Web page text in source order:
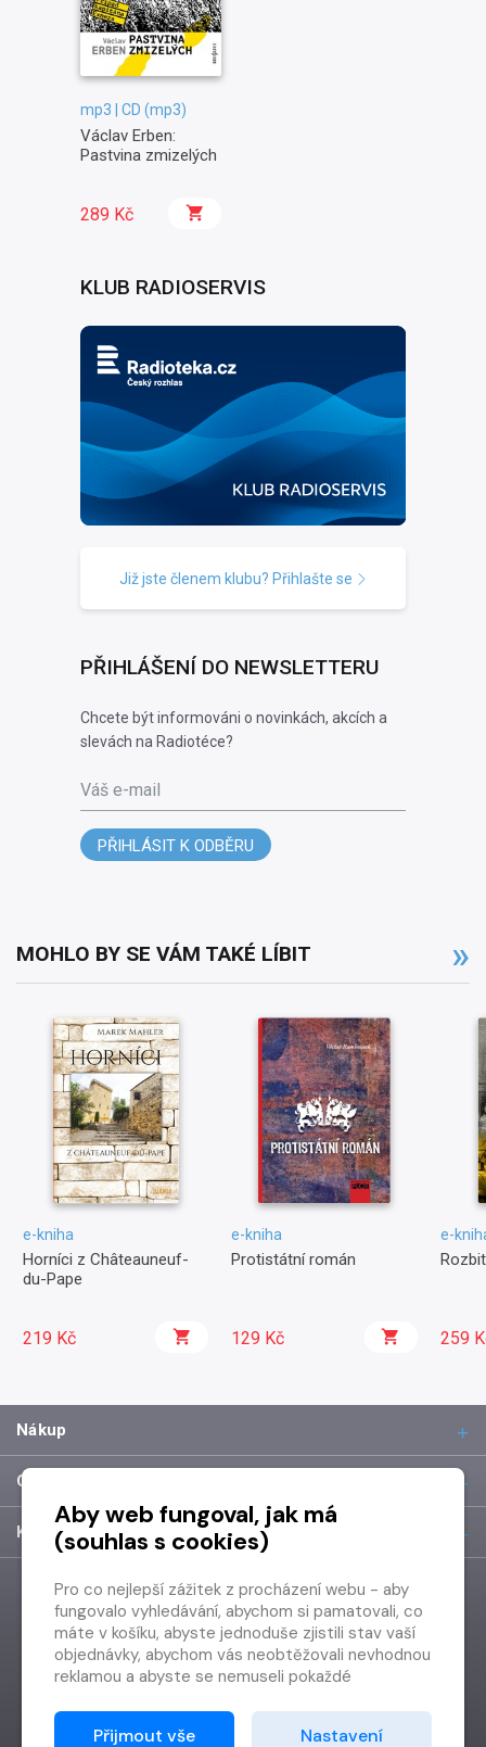
mp3 | CD (mp3)
Václav Erben:
Pastvina zmizelých
289 Kč
KLUB RADIOSERVIS
Již jste členem klubu? Přihlašte se
PŘIHLÁŠENÍ DO NEWSLETTERU
Chcete být informováni o novinkách, akcích a
slevách na Radiotéce?
Váš e-mail
PŘIHLÁSIT K ODBĚRU
MOHLO BY SE VÁM TAKÉ LÍBIT
e-kniha
Horníci z Châteauneuf-
du-Pape
219 Kč
e-kniha
Protistátní román
129 Kč
e-
259
Nákup
O společnosti
Kontakt
Aby web fungoval, jak má
(souhlas s cookies)
Pro co nejlepší zážitek z procházení webu - aby
fungovalo vyhledávání, abychom si pamatovali, co
máte v košíku, abyste jednoduše zjistili stav vaší
objednávky, abychom vás neobtěžovali nevhodnou
reklamou a abyste se nemuseli pokaždé
Proto od vás potřebujeme souhlas se
Přijmout vše Nastavení